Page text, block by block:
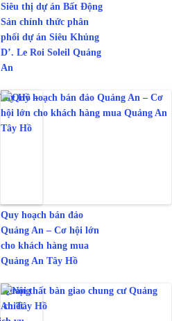
Siêu thị dự án Bất Động
Sản chính thức phân
phối dự án Siêu Khủng
D’. Le Roi Soleil Quảng
An
Quy hoạch bán đảo
Quảng An – Cơ hội lớn
cho khách hàng mua
Quảng An Tây Hồ